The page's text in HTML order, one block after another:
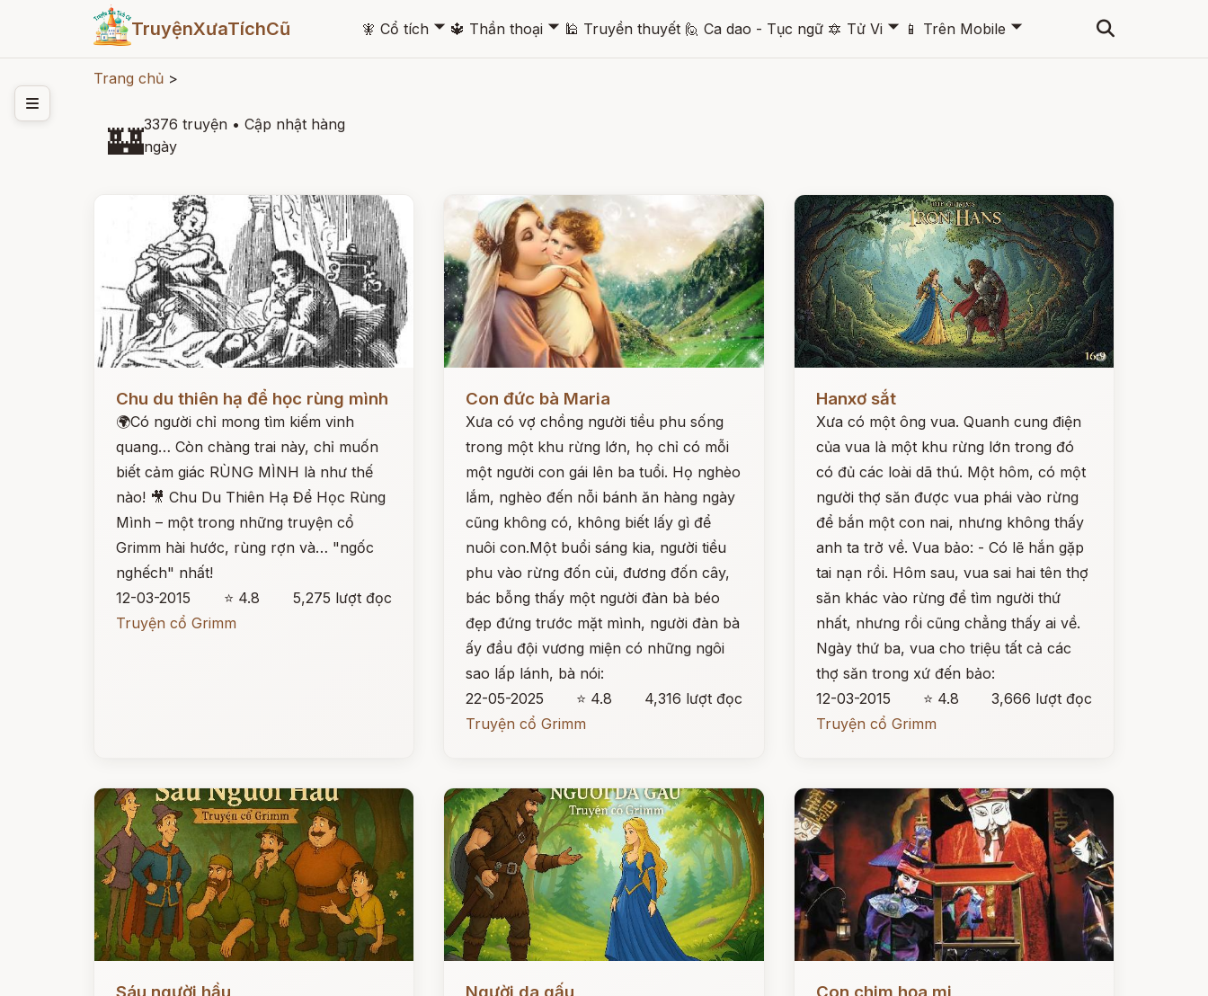
TruyệnXưaTíchCũ 🧚 Cổ tích 🞃 🔱 Thần thoại 🞃 🕌 Truyền thuyết 🙋 Ca dao - Tục ngữ 🔯 Tử Vi 🞃 📱 Trên Mobile 🞃
Trang chủ >
🏰3376 truyện • Cập nhật hàng
ngày
Chu du thiên hạ để học rùng mình
🌍Có người chỉ mong tìm kiếm vinh
quang… Còn chàng trai này, chỉ muốn
biết cảm giác RÙNG MÌNH là như thế
nào! 🎥 Chu Du Thiên Hạ Để Học Rùng
Mình – một trong những truyện cổ
Grimm hài hước, rùng rợn và… "ngốc
nghếch" nhất!
12-03-2015
⭐ 4.8
5,275 lượt đọc
Truyện cổ Grimm
Con đức bà Maria
Xưa có vợ chồng người tiều phu sống
trong một khu rừng lớn, họ chỉ có mỗi
một người con gái lên ba tuổi. Họ nghèo
lắm, nghèo đến nỗi bánh ăn hàng ngày
cũng không có, không biết lấy gì để
nuôi con.Một buổi sáng kia, người tiều
phu vào rừng đốn củi, đương đốn cây,
bác bỗng thấy một người đàn bà béo
đẹp đứng trước mặt mình, người đàn bà
ấy đầu đội vương miện có những ngôi
sao lấp lánh, bà nói:
22-05-2025
⭐ 4.8
4,316 lượt đọc
Truyện cổ Grimm
Hanxơ sắt
Xưa có một ông vua. Quanh cung điện
của vua là một khu rừng lớn trong đó
có đủ các loài dã thú. Một hôm, có một
người thợ săn được vua phái vào rừng
để bắn một con nai, nhưng không thấy
anh ta trở về. Vua bảo: - Có lẽ hắn gặp
tai nạn rồi. Hôm sau, vua sai hai tên thợ
săn khác vào rừng để tìm người thứ
nhất, nhưng rồi cũng chẳng thấy ai về.
Ngày thứ ba, vua cho triệu tất cả các
thợ săn trong xứ đến bảo:
12-03-2015
⭐ 4.8
3,666 lượt đọc
Truyện cổ Grimm